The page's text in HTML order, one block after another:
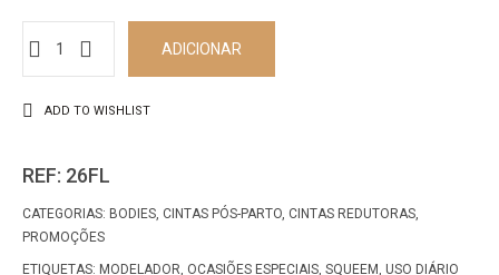
ADICIONAR
ADD TO WISHLIST
REF: 26FL
CATEGORIAS: BODIES CINTAS PÓS-PARTO CINTAS REDUTORAS
PROMOÇÕES
ETIQUETAS: MODELADOR OCASIÕES ESPECIAIS SQUEEM USO DIÁRIO